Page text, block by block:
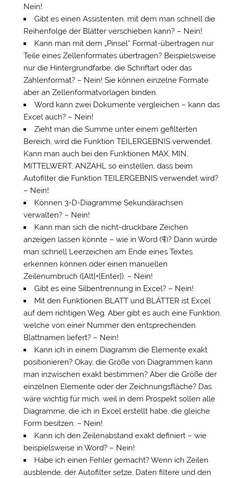
Nein!
Gibt es einen Assistenten, mit dem man schnell die
Reihenfolge der Blätter verschieben kann? – Nein!
Kann man mit dem „Pinsel“ Format-übertragen nur
Teile eines Zellenformates übertragen? Beispielsweise
nur die Hintergrundfarbe, die Schriftart oder das
Zahlenformat? – Nein! Sie können einzelne Formate
aber an Zellenformatvorlagen binden.
Word kann zwei Dokumente vergleichen – kann das
Excel auch? – Nein!
Zieht man die Summe unter einem gefilterten
Bereich, wird die Funktion TEILERGEBNIS verwendet.
Kann man auch bei den Funktionen MAX, MIN,
MITTELWERT, ANZAHL so einstellen, dass beim
Autofilter die Funktion TEILERGEBNIS verwendet wird?
– Nein!
Können 3-D-Diagramme Sekundärachsen
verwalten? – Nein!
Kann man sich die nicht-druckbare Zeichen
anzeigen lassen könnte – wie in Word (¶)? Dann würde
man schnell Leerzeichen am Ende eines Textes
erkennen können oder einen manuellen
Zeilenumbruch ([Alt]+[Enter]). – Nein!
Gibt es eine Silbentrennung in Excel? – Nein!
Mit den Funktionen BLATT und BLÄTTER ist Excel
auf dem richtigen Weg. Aber gibt es auch eine Funktion,
welche von einer Nummer den entsprechenden
Blattnamen liefert? – Nein!
Kann ich in einem Diagramm die Elemente exakt
positionieren? Okay, die Größe von Diagrammen kann
man inzwischen exakt bestimmen? Aber die Größe der
einzelnen Elemente oder der Zeichnungsfläche? Das
wäre wichtig für mich, weil in dem Prospekt sollen alle
Diagramme, die ich in Excel erstellt habe, die gleiche
Form besitzen. – Nein!
Kann ich den Zeilenabstand exakt definiert – wie
beispielsweise in Word? – Nein!
Habe ich einen Fehler gemacht? Wenn ich Zeilen
ausblende, der Autofilter setze, Daten filtere und den